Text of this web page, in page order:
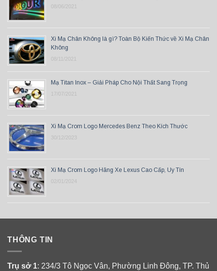
08/06/2021
Xi Mạ Chân Không là gì? Toàn Bộ Kiến Thức về Xi Mạ Chân
Không
08/11/2021
Mạ Titan Inox – Giải Pháp Cho Nội Thất Sang Trọng
17/07/2021
Xi Mạ Crom Logo Mercedes Benz Theo Kích Thước
30/12/2023
Xi Mạ Crom Logo Hãng Xe Lexus Cao Cấp, Uy Tín
02/01/2024
THÔNG TIN
Trụ sở 1: 234/3 Tô Ngọc Vân, Phường Linh Đông, TP. Thủ